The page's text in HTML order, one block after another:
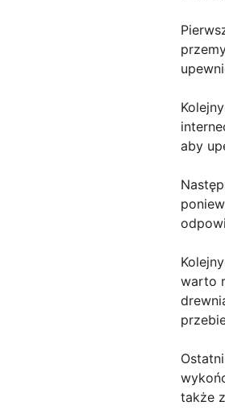
aby
warto
także